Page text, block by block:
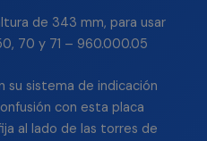
de 343 mm, para usar
70 y 71 – 960.000.05
su sistema de indicación
con esta placa
al lado de las torres de